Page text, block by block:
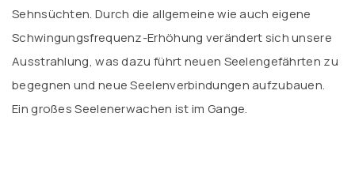
Sehnsüchten. Durch die allgemeine wie auch eigene
Schwingungsfrequenz-Erhöhung verändert sich unsere
Ausstrahlung, was dazu führt neuen Seelengefährten zu
begegnen und neue Seelenverbindungen aufzubauen.
Ein großes Seelenerwachen ist im Gange.